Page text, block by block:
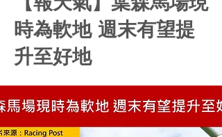
時為軟地 週末有望提
升至好地